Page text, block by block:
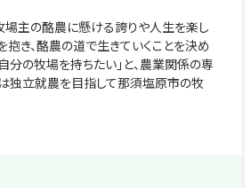
場主の酪農に懸ける誇りや人生を楽し
き、酪農の道で生きていくことを決め
分の牧場を持ちたい」と、農業関係の専
独立就農を目指して那須塩原市の牧